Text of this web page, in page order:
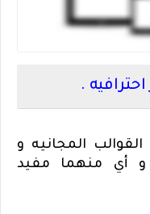
.
المجانيه و
و أي منهما مفيد